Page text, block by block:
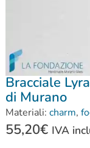
Bracciale
di Murano
Materiali: charm,
55,20€ IVA